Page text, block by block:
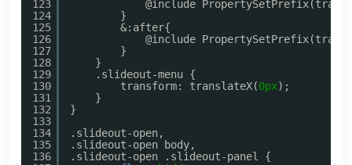
123
124
125
126
127
128
129
130
131
132
133
134
135
136
@include
}
&:after{
@include
}
}
.slideout-menu {
transform: translateX(0px);
}
}
.slideout-open,
.slideout-open body,
.slideout-open .slideout-panel {